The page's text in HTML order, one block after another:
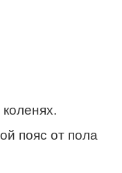
пояс от пола